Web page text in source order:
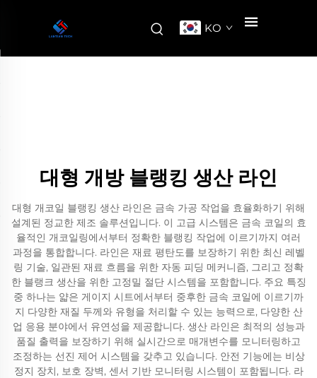
KO
대형 개방 블랭킹 생산 라인
대형 개코일 블랭킹 생산 라인은 금속 가공 작업을 효율화하기 위해
설계된 정교한 제조 솔루션입니다. 이 고급 시스템은 금속 코일의 효
율적인 개코일링에서부터 정확한 블랭킹 작업에 이르기까지 여러
과정을 통합합니다. 라인은 재료 평탄도를 보장하기 위한 최신 레벨
링 기술, 일관된 재료 흐름을 위한 자동 피딩 메커니즘, 그리고 정확
한 블랭크 생산을 위한 고정밀 절단 시스템을 포함합니다. 주요 특징
중 하나는 얇은 게이지 시트에서부터 중후한 금속 코일에 이르기까
지 다양한 재질 두께와 유형을 처리할 수 있는 능력으로, 다양한 산
업 응용 분야에서 유연성을 제공합니다. 생산 라인은 최적의 성능과
품질 출력을 보장하기 위해 실시간으로 매개변수를 모니터링하고
조정하는 선진 제어 시스템을 갖추고 있습니다. 안전 기능에는 비상
정지 장치, 보호 장벽, 센서 기반 모니터링 시스템이 포함됩니다. 라